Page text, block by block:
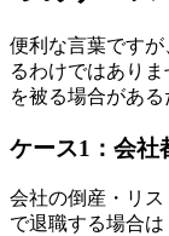
便利な言葉です
るわけではあり
を被る場合がある
ケース1：会社
会社の倒産・リ
で退職する場合